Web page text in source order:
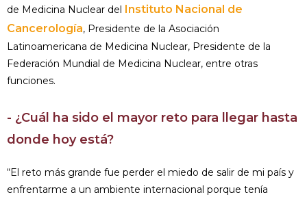
de Medicina Nuclear del Instituto Nacional de
Cancerología, Presidente de la Asociación
Latinoamericana de Medicina Nuclear, Presidente de la
Federación Mundial de Medicina Nuclear, entre otras
funciones.
- ¿Cuál ha sido el mayor reto para llegar hasta
donde hoy está?
“El reto más grande fue perder el miedo de salir de mi país y
enfrentarme a un ambiente internacional porque tenía